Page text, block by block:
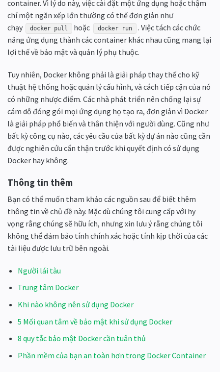
container. Vì lý do này, việc cài đặt một ứng dụng hoặc thậm
chí một ngăn xếp lớn thường có thể đơn giản như
chạy
docker pull hoặc docker run
. Việc tách các chức
năng ứng dụng thành các container khác nhau cũng mang lại
lợi thế về bảo mật và quản lý phụ thuộc.
Tuy nhiên, Docker không phải là giải pháp thay thế cho kỹ
thuật hệ thống hoặc quản lý cấu hình, và cách tiếp cận của nó
có những nhược điểm. Các nhà phát triển nên chống lại sự
cám dỗ đóng gói mọi ứng dụng họ tạo ra, đơn giản vì Docker
là giải pháp phổ biến và thân thiện với người dùng. Cũng như
bất kỳ công cụ nào, các yêu cầu của bất kỳ dự án nào cũng cần
được nghiên cứu cẩn thận trước khi quyết định có sử dụng
Docker hay không.
Thông tin thêm
Bạn có thể muốn tham khảo các nguồn sau để biết thêm
thông tin về chủ đề này. Mặc dù chúng tôi cung cấp với hy
vọng rằng chúng sẽ hữu ích, nhưng xin lưu ý rằng chúng tôi
không thể đảm bảo tính chính xác hoặc tính kịp thời của các
tài liệu được lưu trữ bên ngoài.
Người lái tàu
Trung tâm Docker
Khi nào không nên sử dụng Docker
5 Mối quan tâm về bảo mật khi sử dụng Docker
8 quy tắc bảo mật Docker cần tuân thủ
Phần mềm của bạn an toàn hơn trong Docker Container